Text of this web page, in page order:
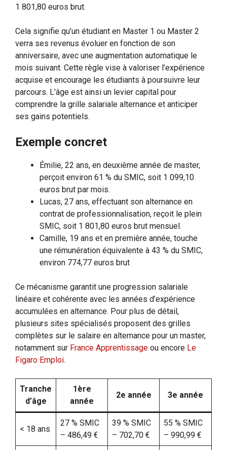
1 801,80 euros brut.
Cela signifie qu’un étudiant en Master 1 ou Master 2
verra ses revenus évoluer en fonction de son
anniversaire, avec une augmentation automatique le
mois suivant. Cette règle vise à valoriser l’expérience
acquise et encourage les étudiants à poursuivre leur
parcours. L’âge est ainsi un levier capital pour
comprendre la grille salariale alternance et anticiper
ses gains potentiels.
Exemple concret
Émilie, 22 ans, en deuxième année de master,
perçoit environ 61 % du SMIC, soit 1 099,10
euros brut par mois.
Lucas, 27 ans, effectuant son alternance en
contrat de professionnalisation, reçoit le plein
SMIC, soit 1 801,80 euros brut mensuel.
Camille, 19 ans et en première année, touche
une rémunération équivalente à 43 % du SMIC,
environ 774,77 euros brut
Ce mécanisme garantit une progression salariale
linéaire et cohérente avec les années d’expérience
accumulées en alternance. Pour plus de détail,
plusieurs sites spécialisés proposent des grilles
complètes sur le salaire en alternance pour un master,
notamment sur France Apprentissage ou encore Le
Figaro Emploi.
Tranche
d’âge
1ère
année
2e année 3e année
< 18 ans
27 % SMIC
– 486,49 €
39 % SMIC
– 702,70 €
55 % SMIC
– 990,99 €